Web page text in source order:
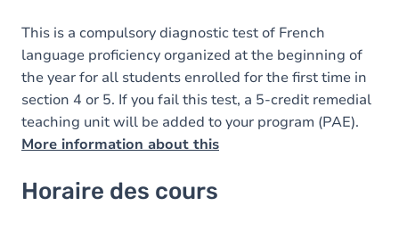
This is a compulsory diagnostic test of French
language proficiency organized at the beginning of
the year for all students enrolled for the first time in
section 4 or 5. If you fail this test, a 5-credit remedial
teaching unit will be added to your program (PAE).
More information about this
Horaire des cours